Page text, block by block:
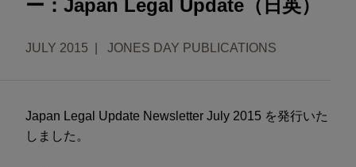
ー：Japan Legal Update（日英）
JULY 2015 JONES DAY PUBLICATIONS
Japan Legal Update Newsletter July 2015 を発行いた
しました。